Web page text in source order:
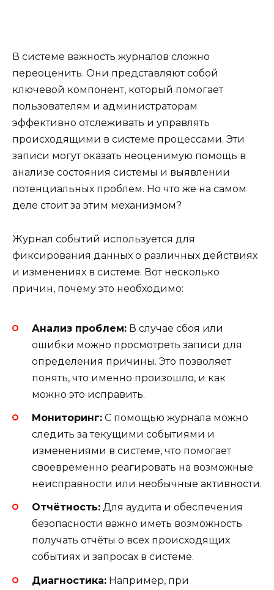
В системе важность журналов сложно
переоценить. Они представляют собой
ключевой компонент, который помогает
пользователям и администраторам
эффективно отслеживать и управлять
происходящими в системе процессами. Эти
записи могут оказать неоценимую помощь в
анализе состояния системы и выявлении
потенциальных проблем. Но что же на самом
деле стоит за этим механизмом?
Журнал событий используется для
фиксирования данных о различных действиях
и изменениях в системе. Вот несколько
причин, почему это необходимо:
Анализ проблем: В случае сбоя или
ошибки можно просмотреть записи для
определения причины. Это позволяет
понять, что именно произошло, и как
можно это исправить.
Мониторинг: С помощью журнала можно
следить за текущими событиями и
изменениями в системе, что помогает
своевременно реагировать на возможные
неисправности или необычные активности.
Отчётность: Для аудита и обеспечения
безопасности важно иметь возможность
получать отчёты о всех происходящих
событиях и запросах в системе.
Диагностика: Например, при